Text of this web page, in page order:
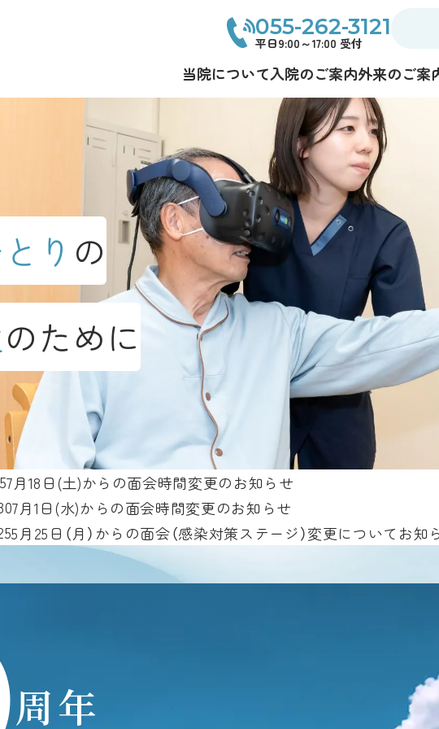
055-262-3121
平日9:00～17:00 受付
当院について入院のご案内外来のご案
り の
のために
7月18日(土)からの面会時間変更のお知らせ
7月1日(水)からの面会時間変更のお知らせ
5月25日（月）からの面会（感染対策ステージ）変更についてお知
周年